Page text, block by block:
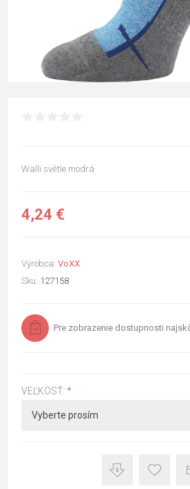
Walli světle modrá
4,24 €
Výrobca: VoXX
Sku: 127158
Pre zobrazenie dostupnosti
VEĽKOSŤ: *